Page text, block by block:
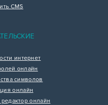
CMS
интернет
онлайн
символов
онлайн
онлайн